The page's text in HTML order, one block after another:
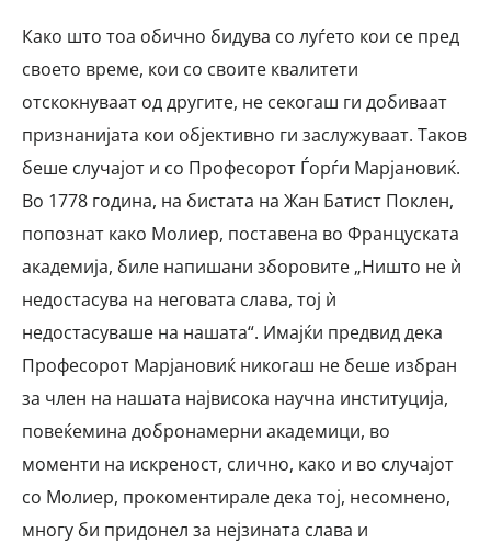
Како што тоа обично бидува со луѓето кои се пред
своето време, кои со своите квалитети
отскокнуваат од другите, не секогаш ги добиваат
признанијата кои објективно ги заслужуваат. Таков
беше случајот и со Професорот Ѓорѓи Марјановиќ.
Во 1778 година, на бистата на Жан Батист Поклен,
попознат како Молиер, поставена во Француската
академија, биле напишани зборовите „Ништо не ѝ
недостасува на неговата слава, тој ѝ
недостасуваше на нашата“. Имајќи предвид дека
Професорот Марјановиќ никогаш не беше избран
за член на нашата највисока научна институција,
повеќемина добронамерни академици, во
моменти на искреност, слично, како и во случајот
со Молиер, прокоментирале дека тој, несомнено,
многу би придонел за нејзината слава и